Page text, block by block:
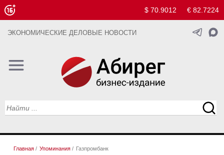
$ 70.9012 € 82.7224
ЭКОНОМИЧЕСКИЕ ДЕЛОВЫЕ НОВОСТИ
Главная / Упоминания / Газпромбанк